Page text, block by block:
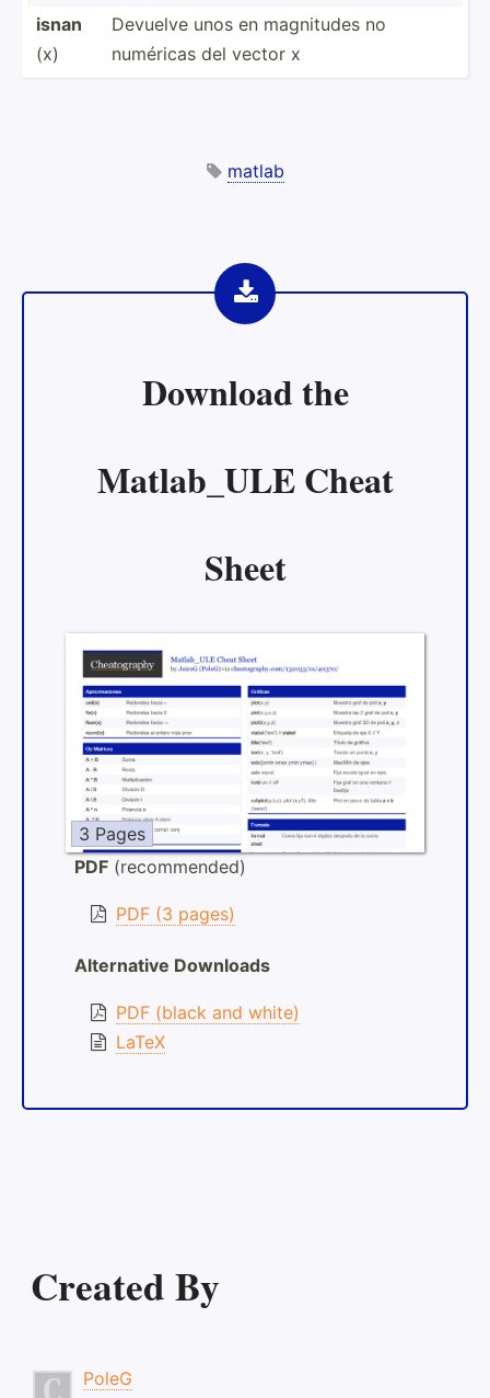
isnan
(x)
Devuelve unos en magnitudes no
numéricas del vector x
matlab
Download the
Matlab_ULE Cheat
Sheet
3 Pages
PDF (recommended)
PDF (3 pages)
Alternative Downloads
PDF (black and white)
LaTeX
Created By
PoleG